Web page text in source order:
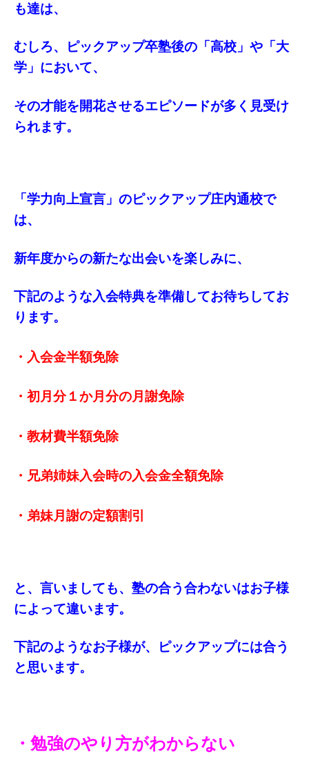
も達は、
むしろ、ピックアップ卒塾後の「高校」や「大
学」において、
その才能を開花させるエピソードが多く見受け
られます。
「学力向上宣言」のピックアップ庄内通校で
は、
新年度からの新たな出会いを楽しみに、
下記のような入会特典を準備してお待ちしてお
ります。
・入会金半額免除
・初月分１か月分の月謝免除
・教材費半額免除
・兄弟姉妹入会時の入会金全額免除
・弟妹月謝の定額割引
と、言いましても、塾の合う合わないはお子様
によって違います。
下記のようなお子様が、ピックアップには合う
と思います。
・勉強のやり方がわからない